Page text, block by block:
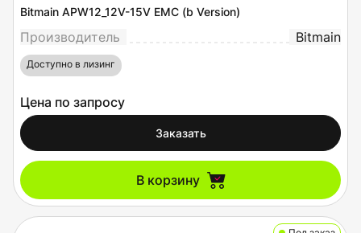
Bitmain APW12_12V-15V EMC (b Version)
Производитель Bitmain
Доступно в лизинг
Цена по запросу
Заказать
В корзину